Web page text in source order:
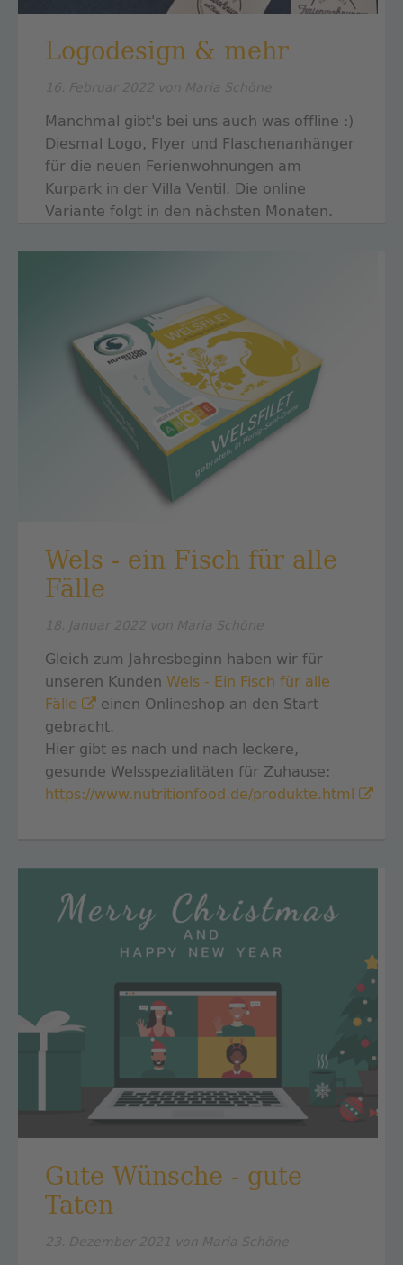
Logodesign & mehr
Manchmal gibt's bei uns auch was offline :)
Diesmal Logo, Flyer und Flaschenanhänger
für die neuen Ferienwohnungen am
Kurpark in der Villa Ventil. Die online
Variante folgt in den nächsten Monaten.
Wels - ein Fisch für alle
Fälle
Gleich zum Jahresbeginn haben wir für
unseren Kunden Wels - Ein Fisch für alle
Fälle
einen Onlineshop an den Start
gebracht.
Hier gibt es nach und nach leckere,
gesunde Welsspezialitäten für Zuhause:
https://www.nutritionfood.de/produkte.html
Gute Wünsche - gute
Taten